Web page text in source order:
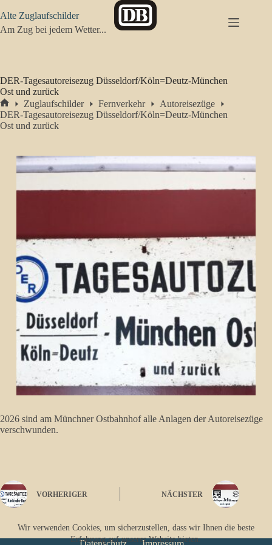
Inhalt
springen
Wir verwenden Cookies, um sicherzustellen, dass wir Ihnen die beste
Erfahrung auf unserer Website bieten.
Alte Zuglaufschilder
Am Zug bei jedem Wetter...
DER-Tagesautoreisezug Düsseldorf/Köln=Deutz-München
Ost und zurück
Start
Zuglaufschilder Fernverkehr
Autoreisezüge
DER-Tagesautoreisezug Düsseldorf/Köln=Deutz-München
Ost und zurück
2026 sind am Münchner Ostbahnhof alle Anlagen der Autoreisezüge
verschwunden.
VORHERIGER NÄCHSTER